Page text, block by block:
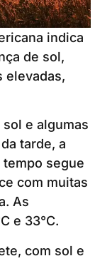
indica
de sol,
elevadas,
e algumas
tarde, a
segue
com muitas
As
e 33°C.
com sol e